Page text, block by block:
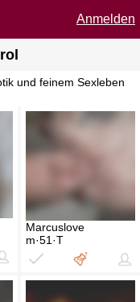
Anmelden
und feinem Sexleben
Marcuslove
m·51·T